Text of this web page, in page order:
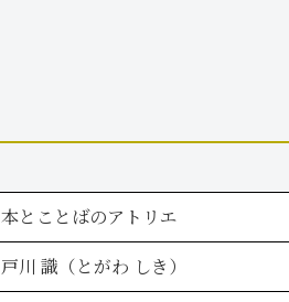
本とことばのアトリエ
戸川 識（とがわ しき）